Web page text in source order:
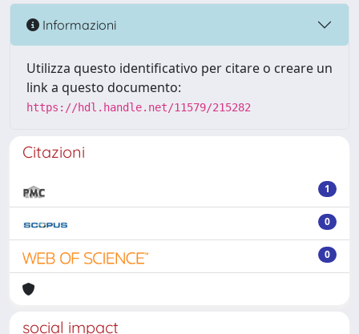
Informazioni
Utilizza questo identificativo per citare o creare un
link a questo documento:
https://hdl.handle.net/11579/215282
Citazioni
1
0
0
social impact